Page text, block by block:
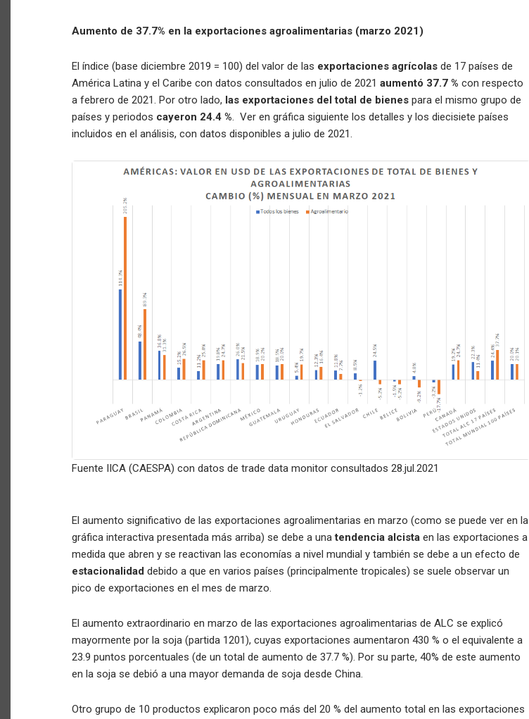
Aumento de 37.7% en la exportaciones agroalimentarias (marzo 2021)
El índice (base diciembre 2019 = 100) del valor de las exportaciones agrícolas de 17 países de
América Latina y el Caribe con datos consultados en julio de 2021 aumentó 37.7 % con respecto
a febrero de 2021. Por otro lado, las exportaciones del total de bienes para el mismo grupo de
países y periodos cayeron 24.4 %. Ver en gráfica siguiente los detalles y los diecisiete países
incluidos en el análisis, con datos disponibles a julio de 2021.
Fuente IICA (CAESPA) con datos de trade data monitor consultados 28.jul.2021
El aumento significativo de las exportaciones agroalimentarias en marzo (como se puede ver en la
gráfica interactiva presentada más arriba) se debe a unatendencia alcista en las exportaciones a
medida que abren y se reactivan las economías a nivel mundial y también se debe a un efecto de
estacionalidad debido a que en varios países (principalmente tropicales) se suele observar un
pico de exportaciones en el mes de marzo.
El aumento extraordinario en marzo de las exportaciones agroalimentarias de ALC se explicó
mayormente por la soja (partida 1201), cuyas exportaciones aumentaron 430 % o el equivalente a
23.9 puntos porcentuales (de un total de aumento de 37.7 %). Por su parte, 40% de este aumento
en la soja se debió a una mayor demanda de soja desde China.
Otro grupo de 10 productos explicaron poco más del 20 % del aumento total en las exportaciones